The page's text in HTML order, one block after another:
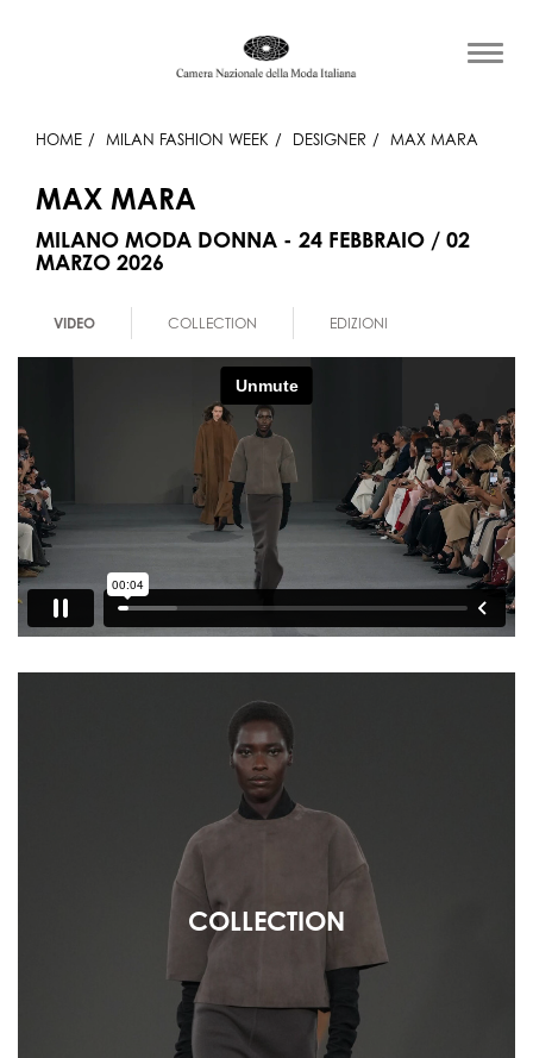
HOME MILAN FASHION WEEK DESIGNER MAX MARA
MAX MARA
MILANO MODA DONNA - 24 FEBBRAIO / 02
MARZO 2026
VIDEO COLLECTION EDIZIONI
COLLECTION